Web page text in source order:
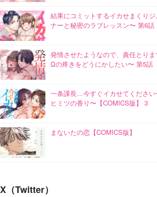
結果にコミットするイカせまくり
ナーと秘密のラブレッスン〜 第6話
発情させたようなので、責任とり
Ωの疼きをどうにかしたい〜 第5話
一条課長…今すぐイカせてくださ
ヒミツの香り〜【COMICS版】 3
まないたの恋【COMICS版】
X（Twitter）